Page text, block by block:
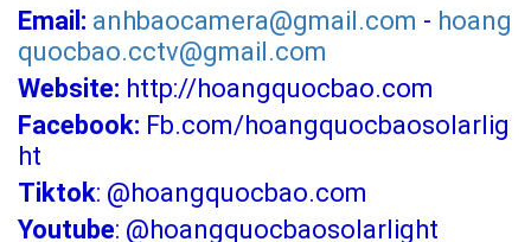
Email: anhbaocamera@gmail.com - hoang
quocbao.cctv@gmail.com
Website: http://hoangquocbao.com
Facebook: Fb.com/hoangquocbaosolarlig
ht
Tiktok: @hoangquocbao.com
Youtube: @hoangquocbaosolarlight